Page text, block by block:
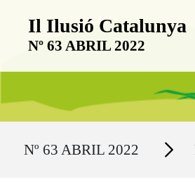
Boletín Il·lusió
Il Ilusió Catalunya
Nº 63 ABRIL 2022
Nº 63 ABRIL 2022 Secciones